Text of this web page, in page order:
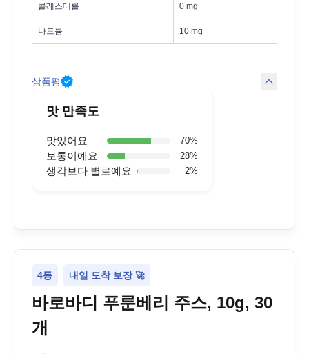
콜레스테롤 0 mg
나트륨 10 mg
상품평
맛 만족도
맛있어요 70%
보통이예요 28%
생각보다 별로예요 2%
4등 내일 도착 보장 🚀
바로바디 푸룬베리 주스, 10g, 30
개